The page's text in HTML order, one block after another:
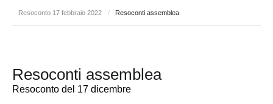
Resoconto 17 febbraio 2022 / Resoconti assemblea
Resoconti assemblea
Resoconto del 17 dicembre